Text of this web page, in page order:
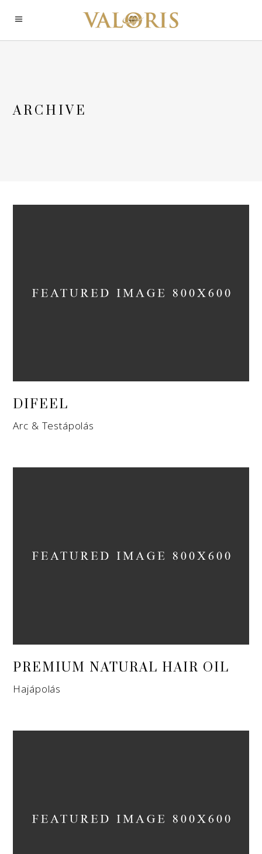
ARCHIVE
DIFEEL
Arc & Testápolás
PREMIUM NATURAL HAIR OIL
Hajápolás